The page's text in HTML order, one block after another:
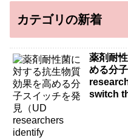
カテゴリの新着
薬剤耐
める分
switch